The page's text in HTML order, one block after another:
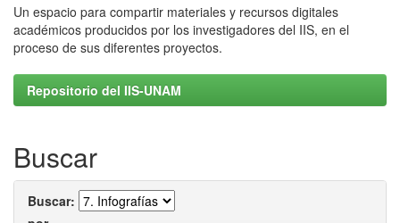
Un espacio para compartir materiales y recursos digitales
académicos producidos por los investigadores del IIS, en el
proceso de sus diferentes proyectos.
Repositorio del IIS-UNAM
Buscar
Buscar: